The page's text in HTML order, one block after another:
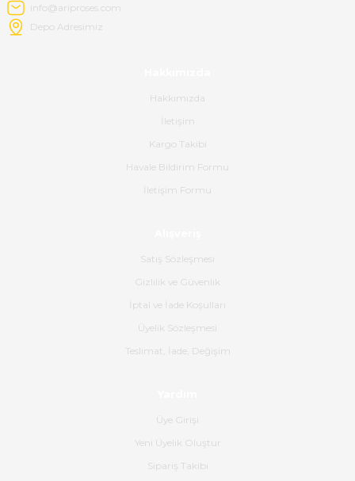
bilgilendirmesinden cok
memnun kaldim. Kesinlikle
tavsiye ederim.
Ürünün kodu XDR-240e-24 yeni
Gerçekten harika ve etkileyici
Hızlı bir şekilde elimize ulaştı
info@ariproses.com
Depo Adresimiz
Hakkımızda
İletişim
Kargo Takibi
Havale Bildirim Formu
İletişim Formu
Satış Sözleşmesi
Gizlilik ve Güvenlik
İptal ve İade Koşulları
Üyelik Sözleşmesi
Teslimat, İade, Değişim
Üye Girişi
Yeni Üyelik Oluştur
Sipariş Takibi